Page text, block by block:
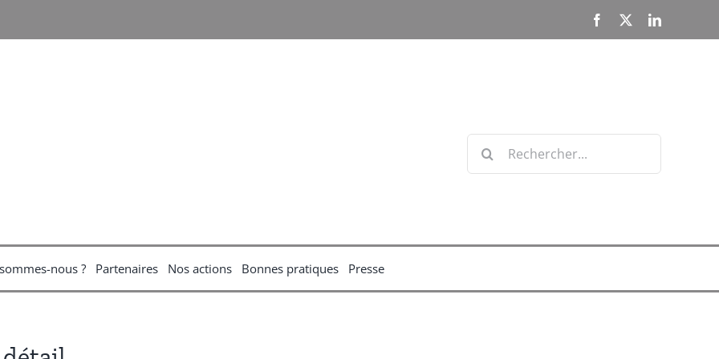
Facebook LinkedIn
Rechercher:
nous ? Partenaires Nos actions Bonnes pratiques Presse